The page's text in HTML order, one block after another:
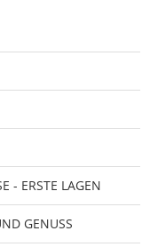
- ERSTE LAGEN
GENUSS